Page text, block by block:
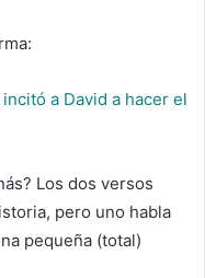
a David a hacer el
Los dos versos
pero uno habla
pequeña (total)